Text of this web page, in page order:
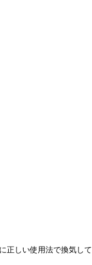
正しい使用法で換気して